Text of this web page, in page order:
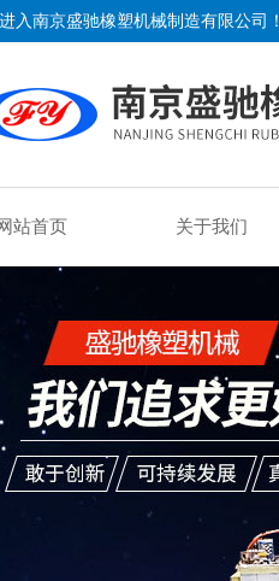
入南京盛驰橡塑机械制造有限公司！
站首页 关于我们